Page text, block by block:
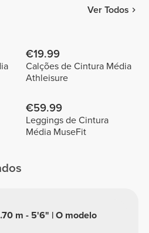
Ver Todos
€19.99
Calções de Cintura Média
Athleisure
€59.99
Leggings de Cintura
Média MuseFit
m - 5'6" | O modelo